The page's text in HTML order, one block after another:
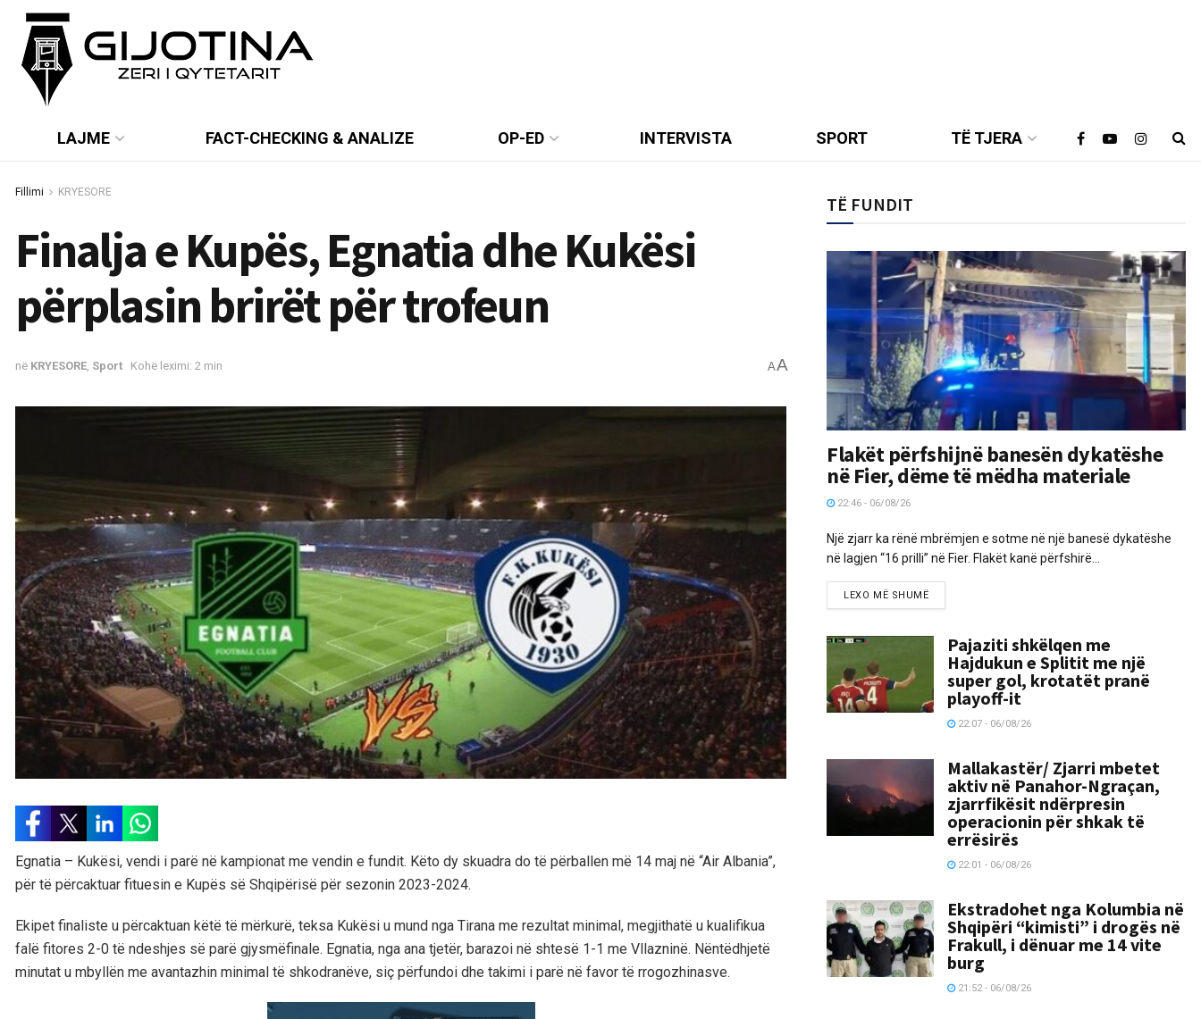
LAJME FACT-CHECKING & ANALIZE OP-ED INTERVISTA SPORT TË TJERA
Fillimi KRYESORE
Finalja e Kupës, Egnatia dhe Kukësi
përplasin brirët për trofeun
në KRYESORE Sport Kohë leximi: 2 min AA
Egnatia – Kukësi, vendi i parë në kampionat me vendin e fundit. Këto dy skuadra do të përballen më 14 maj në “Air Albania”,
për të përcaktuar fituesin e Kupës së Shqipërisë për sezonin 2023-2024.
Ekipet finaliste u përcaktuan këtë të mërkurë, teksa Kukësi u mund nga Tirana me rezultat minimal, megjithatë u kualifikua
falë fitores 2-0 të ndeshjes së parë gjysmëfinale. Egnatia, nga ana tjetër, barazoi në shtesë 1-1 me Vllazninë. Nëntëdhjetë
minutat u mbyllën me avantazhin minimal të shkodranëve, siç përfundoi dhe takimi i parë në favor të rrogozhinasve.
TË FUNDIT
Flakët përfshijnë banesën dykatëshe
në Fier, dëme të mëdha materiale
22:46 - 06/08/26
Një zjarr ka rënë mbrëmjen e sotme në një banesë dykatëshe
në lagjen “16 prilli” në Fier. Flakët kanë përfshirë...
LEXO MË SHUMË
Pajaziti shkëlqen me
Hajdukun e Splitit me një
super gol, krotatët pranë
playoff-it
22:07 - 06/08/26
Mallakastër/ Zjarri mbetet
aktiv në Panahor-Ngraçan,
zjarrfikësit ndërpresin
operacionin për shkak të
errësirës
22:01 - 06/08/26
Ekstradohet nga Kolumbia në
Shqipëri “kimisti” i drogës në
Frakull, i dënuar me 14 vite
burg
21:52 - 06/08/26